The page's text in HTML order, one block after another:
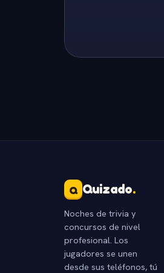
Q Quizado.
Noches de trivia y
concursos de nivel
profesional. Los
jugadores se unen
desde sus teléfonos, tú